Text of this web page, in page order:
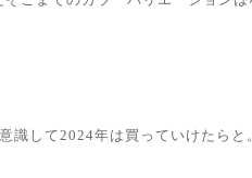
識して2024年は買っていけたらと